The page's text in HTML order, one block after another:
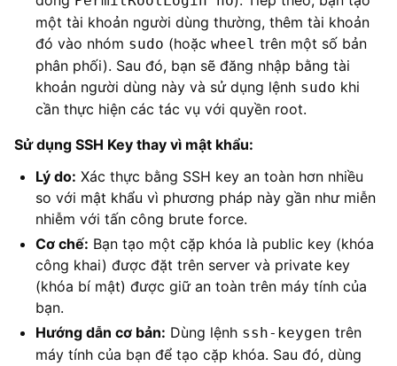
một tài khoản người dùng thường, thêm tài khoản
đó vào nhóm sudo (hoặc wheel trên một số bản
phân phối). Sau đó, bạn sẽ đăng nhập bằng tài
khoản người dùng này và sử dụng lệnh sudo khi
cần thực hiện các tác vụ với quyền root.
Sử dụng SSH Key thay vì mật khẩu:
Lý do: Xác thực bằng SSH key an toàn hơn nhiều
so với mật khẩu vì phương pháp này gần như miễn
nhiễm với tấn công brute force.
Cơ chế: Bạn tạo một cặp khóa là public key (khóa
công khai) được đặt trên server và private key
(khóa bí mật) được giữ an toàn trên máy tính của
bạn.
Hướng dẫn cơ bản: Dùng lệnh ssh-keygen trên
máy tính của bạn để tạo cặp khóa. Sau đó, dùng